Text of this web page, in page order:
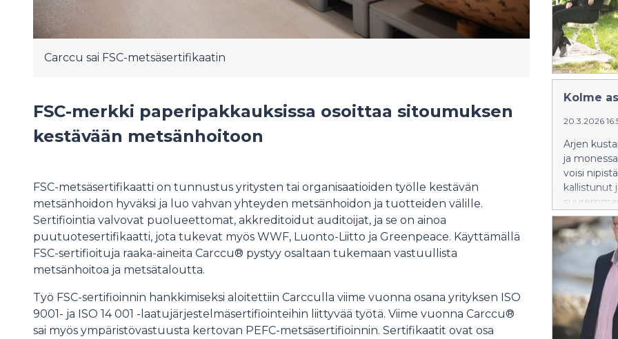
Carccu sai FSC-metsäsertifikaatin
FSC-merkki paperipakkauksissa osoittaa sitoumuksen
kestävään metsänhoitoon
FSC-metsäsertifikaatti on tunnustus yritysten tai organisaatioiden työlle kestävän
metsänhoidon hyväksi ja luo vahvan yhteyden metsänhoidon ja tuotteiden välille.
Sertifiointia valvovat puolueettomat, akkreditoidut auditoijat, ja se on ainoa
puutuotesertifikaatti, jota tukevat myös WWF, Luonto-Liitto ja Greenpeace. Käyttämällä
FSC-sertifioituja raaka-aineita Carccu® pystyy osaltaan tukemaan vastuullista
metsänhoitoa ja metsätaloutta.
Työ FSC-sertifioinnin hankkimiseksi aloitettiin Carcculla viime vuonna osana yrityksen ISO
9001- ja ISO 14 001 -laatujärjestelmäsertifiointeihin liittyvää työtä. Viime vuonna Carccu®
sai myös ympäristövastuusta kertovan PEFC-metsäsertifioinnin. Sertifikaatit ovat osa
Kolme
20.3.2026
Arjen
ja
voisi
kallistunut
kilpailutus
Samalla
parempia
mutta
Kolme